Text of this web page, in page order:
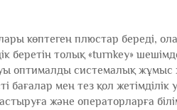
көптеген плюстар береді,
беретін толық «turnkey»
системалық жұмыс
бағалар мен тез қол
және операторларға